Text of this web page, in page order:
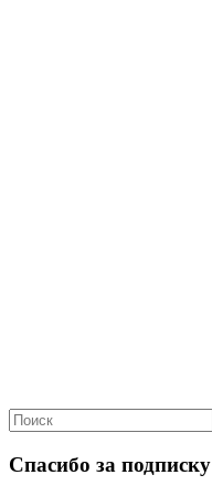
Спасибо за подписку